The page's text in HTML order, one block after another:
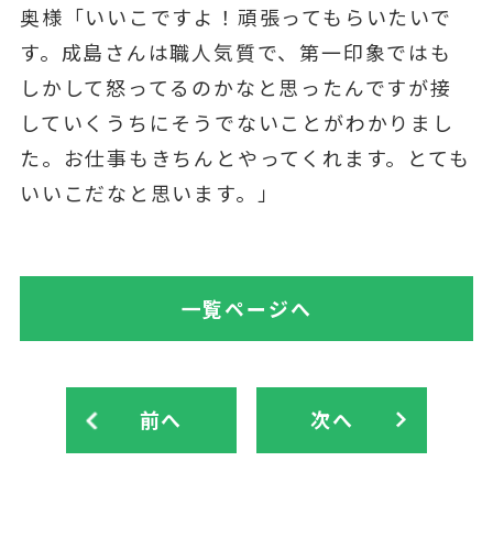
奥様「いいこですよ！頑張ってもらいたいで
す。成島さんは職人気質で、第一印象ではも
しかして怒ってるのかなと思ったんですが接
していくうちにそうでないことがわかりまし
た。お仕事もきちんとやってくれます。とても
いいこだなと思います。」
前へ
一覧ページへ
次へ